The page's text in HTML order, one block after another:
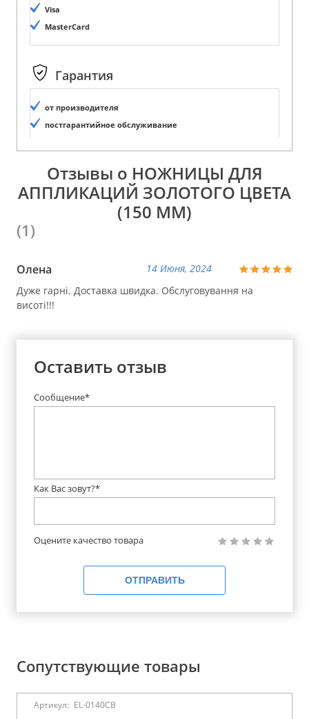
Visa
MasterCard
Гарантия
от производителя
постгарантийное обслуживание
Отзывы о НОЖНИЦЫ ДЛЯ
АППЛИКАЦИЙ ЗОЛОТОГО ЦВЕТА
(150 ММ)
(1)
Олена
14 Июня, 2024
Дуже гарні. Доставка швидка. Обслуговування на
висоті!!!
Оставить отзыв
Сообщение*
Как Вас зовут?*
Оцените качество товара
ОТПРАВИТЬ
Сопутствующие товары
Артикул: EL-0140CB